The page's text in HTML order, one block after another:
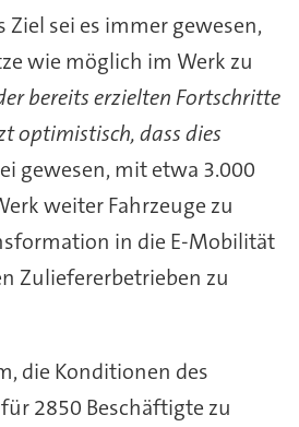
Ziel sei es immer gewesen,
wie möglich im Werk zu
bereits erzielten Fortschritte
optimistisch, dass dies
gewesen, mit etwa 3.000
weiter Fahrzeuge zu
in die E-Mobilität
Zuliefererbetrieben zu
die Konditionen des
2850 Beschäftigte zu